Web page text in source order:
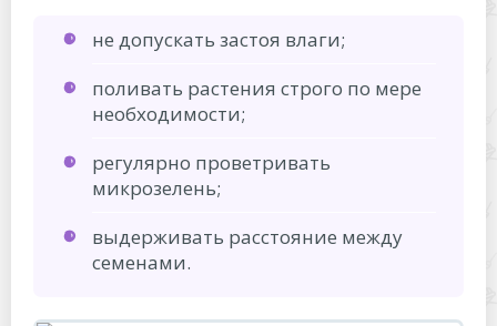
не допускать застоя влаги;
поливать растения строго по мере
необходимости;
регулярно проветривать
микрозелень;
выдерживать расстояние между
семенами.